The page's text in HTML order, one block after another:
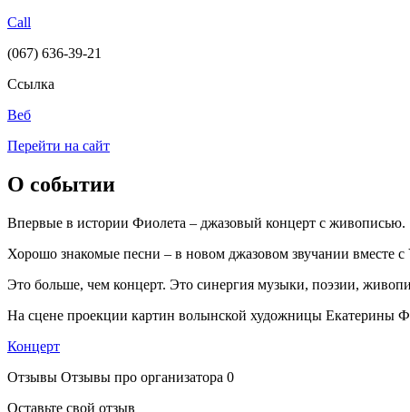
Call
(067) 636-39-21
Ссылка
Веб
Перейти на сайт
О событии
Впервые в истории Фиолета – джазовый концерт с живописью.
Хорошо знакомые песни – в новом джазовом звучании вместе
Это больше, чем концерт. Это синергия музыки, поэзии,
На сцене проекции картин волынской художницы Екатерины
Концерт
Отзывы Отзывы про организатора 0
Оставьте свой отзыв